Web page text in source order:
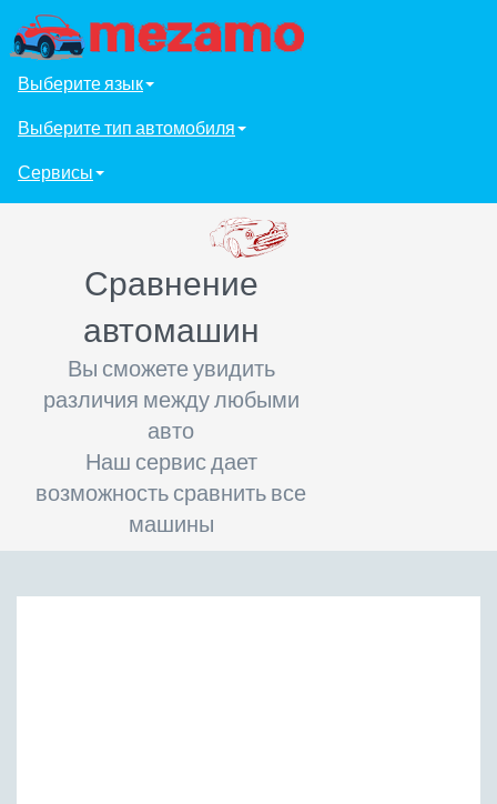
Выберите язык
Выберите тип автомобиля
Сервисы
Сравнение
автомашин
Вы сможете увидить
различия между любыми
авто
Наш сервис дает
возможность сравнить все
машины